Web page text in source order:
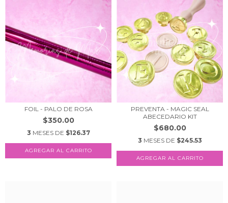
FOIL - PALO DE ROSA
$350.00
3 MESES DE $126.37
PREVENTA - MAGIC SEAL
ABECEDARIO KIT
$680.00
3 MESES DE $245.53